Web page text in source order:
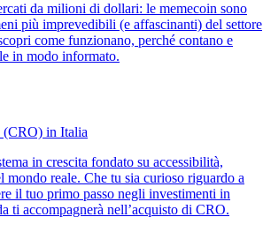
da milioni di dollari: le memecoin sono
più imprevedibili (e affascinanti) del settore
come funzionano, perché contano e
in modo informato.
(CRO) in Italia
in crescita fondato su accessibilità,
mondo reale. Che tu sia curioso riguardo a
il tuo primo passo negli investimenti in
ti accompagnerà nell’acquisto di CRO.